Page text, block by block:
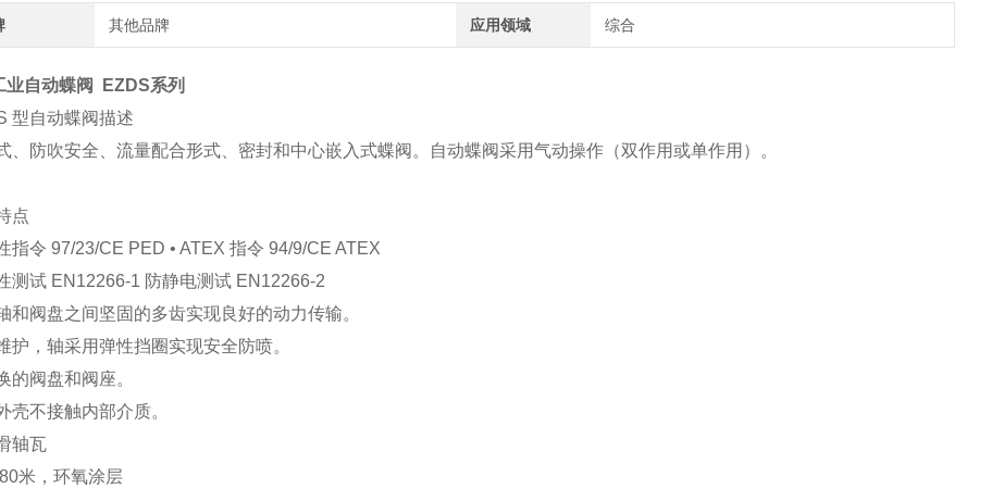
其他品牌 应用领域 综合
业自动蝶阀 EZDS系列
型自动蝶阀描述
、防吹安全、流量配合形式、密封和中心嵌入式蝶阀。自动蝶阀采用气动操作（双作用或单作用）。
点
指令 97/23/CE PED • ATEX 指令 94/9/CE ATEX
测试 EN12266-1 防静电测试 EN12266-2
和阀盘之间坚固的多齿实现良好的动力传输。
护，轴采用弹性挡圈实现安全防喷。
的阀盘和阀座。
壳不接触内部介质。
轴瓦
米，环氧涂层